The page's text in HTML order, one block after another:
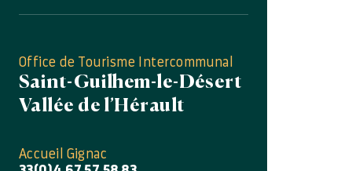
Office de Tourisme Intercommunal
Saint-Guilhem-le-Désert
Vallée de l’Hérault
Accueil Gignac